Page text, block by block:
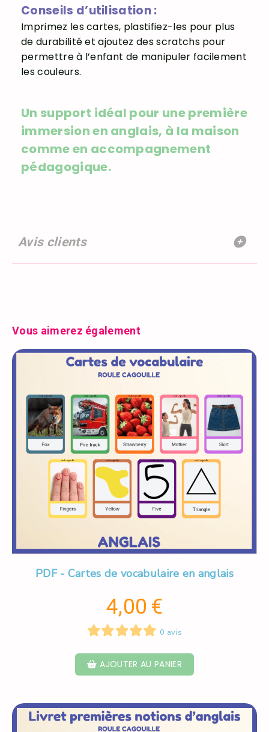
Conseils d’utilisation :
Imprimez les cartes, plastifiez-les pour plus
de durabilité et ajoutez des scratchs pour
permettre à l’enfant de manipuler facilement
les couleurs.
Un support idéal pour une première
immersion en anglais, à la maison
comme en accompagnement
pédagogique.
Avis clients
Vous aimerez également
PDF - Cartes de vocabulaire en anglais
4,00 €
0 avis
AJOUTER AU PANIER